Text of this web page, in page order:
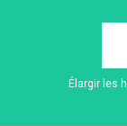
Élargir les